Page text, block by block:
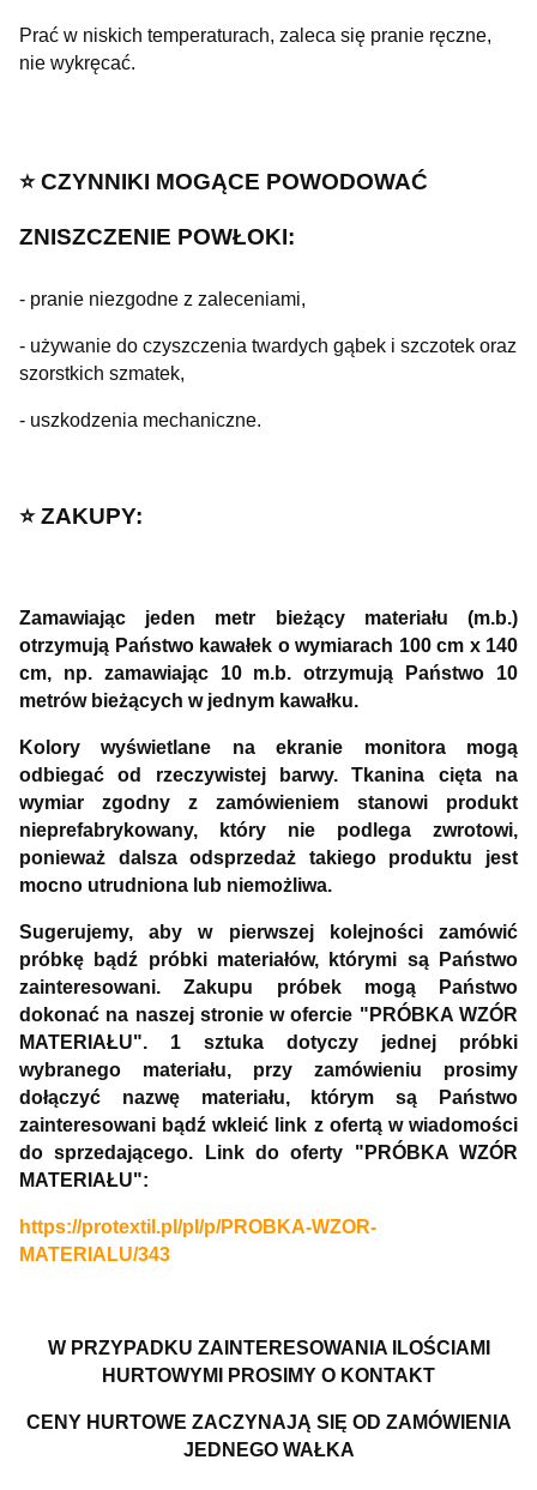
Prać w niskich temperaturach, zaleca się pranie ręczne,
nie wykręcać.
⭐️ CZYNNIKI MOGĄCE POWODOWAĆ
ZNISZCZENIE POWŁOKI:
- pranie niezgodne z zaleceniami,
- używanie do czyszczenia twardych gąbek i szczotek oraz
szorstkich szmatek,
- uszkodzenia mechaniczne.
⭐️ ZAKUPY:
Zamawiając jeden metr bieżący materiału (m.b.)
otrzymują Państwo kawałek o wymiarach 100 cm x 140
cm, np. zamawiając 10 m.b. otrzymują Państwo 10
metrów bieżących w jednym kawałku.
Kolory wyświetlane na ekranie monitora mogą
odbiegać od rzeczywistej barwy. Tkanina cięta na
wymiar zgodny z zamówieniem stanowi produkt
nieprefabrykowany, który nie podlega zwrotowi,
ponieważ dalsza odsprzedaż takiego produktu jest
mocno utrudniona lub niemożliwa.
Sugerujemy, aby w pierwszej kolejności zamówić
próbkę bądź próbki materiałów, którymi są Państwo
zainteresowani. Zakupu próbek mogą Państwo
dokonać na naszej stronie w ofercie "PRÓBKA WZÓR
MATERIAŁU". 1 sztuka dotyczy jednej próbki
wybranego materiału, przy zamówieniu prosimy
dołączyć nazwę materiału, którym są Państwo
zainteresowani bądź wkleić link z ofertą w wiadomości
do sprzedającego. Link do oferty "PRÓBKA WZÓR
MATERIAŁU":
https://protextil.pl/pl/p/PROBKA-WZOR-
MATERIALU/343
W PRZYPADKU ZAINTERESOWANIA ILOŚCIAMI
HURTOWYMI PROSIMY O KONTAKT
CENY HURTOWE ZACZYNAJĄ SIĘ OD ZAMÓWIENIA
JEDNEGO WAŁKA